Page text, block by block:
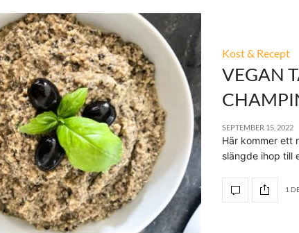
Kost & Recept
VEGAN
SEPTEMBER 15, 2022
Här kommer ett
slängde ihop till
1